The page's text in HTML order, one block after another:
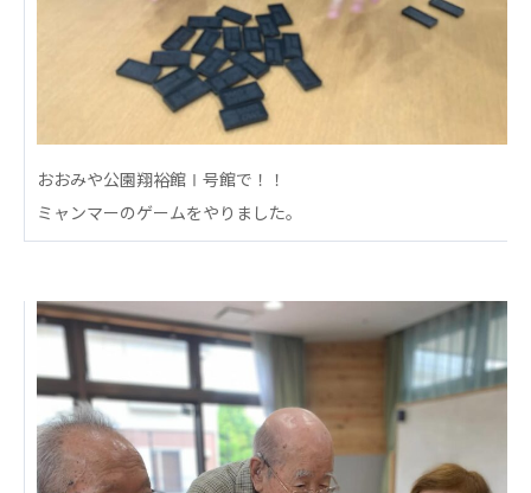
医療（共に生きる仲間達）
医療法人社団 美翔会
聖心美容クリニック
S-Labo（渋谷院）
医療法人社団 デンタルケアコミュニティ
医療法人 共生会
松園病院介護医療院
松園第二病院
複合ケアセンターまつぞの
医療法人社団 鴻愛会
こうのす共生病院
おおみや公園翔裕館Ⅰ号館で！！
ミャンマーのゲームをやりました。